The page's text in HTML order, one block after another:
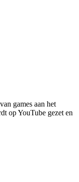
games aan het
op YouTube gezet en